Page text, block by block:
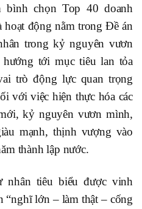
bình chọn Top 40 doanh
hoạt động nằm trong Đề án
trong kỷ nguyên vươn
tới mục tiêu lan tỏa
trò động lực quan trọng
với việc hiện thực hóa các
kỷ nguyên vươn mình,
mạnh, thịnh vượng vào
thành lập nước.
nhân tiêu biểu được vinh
“nghĩ lớn – làm thật – cống